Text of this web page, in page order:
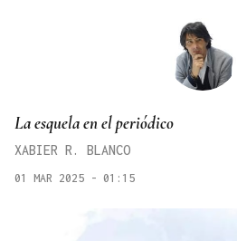
La esquela en el periódico
XABIER R. BLANCO
01 MAR 2025 - 01:15